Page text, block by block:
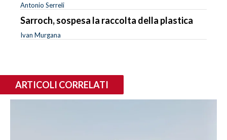
Antonio Serreli
Sarroch, sospesa la raccolta della plastica
Ivan Murgana
ARTICOLI CORRELATI